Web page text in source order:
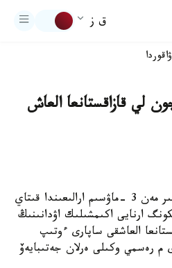
ق ز
اقوردا
لي قازاقستانعا العاش
استانا. قازاقپارات - 31- مامىر مەن 3 -ماۋسىم ارالىعىندا قىتاي
ارنايى اكىمشىلىك اۋدانىنىڭ
العاشقى ساپارى ءوتىپ
رەسمي وكىلى ەرلان جەتىبايەۆ